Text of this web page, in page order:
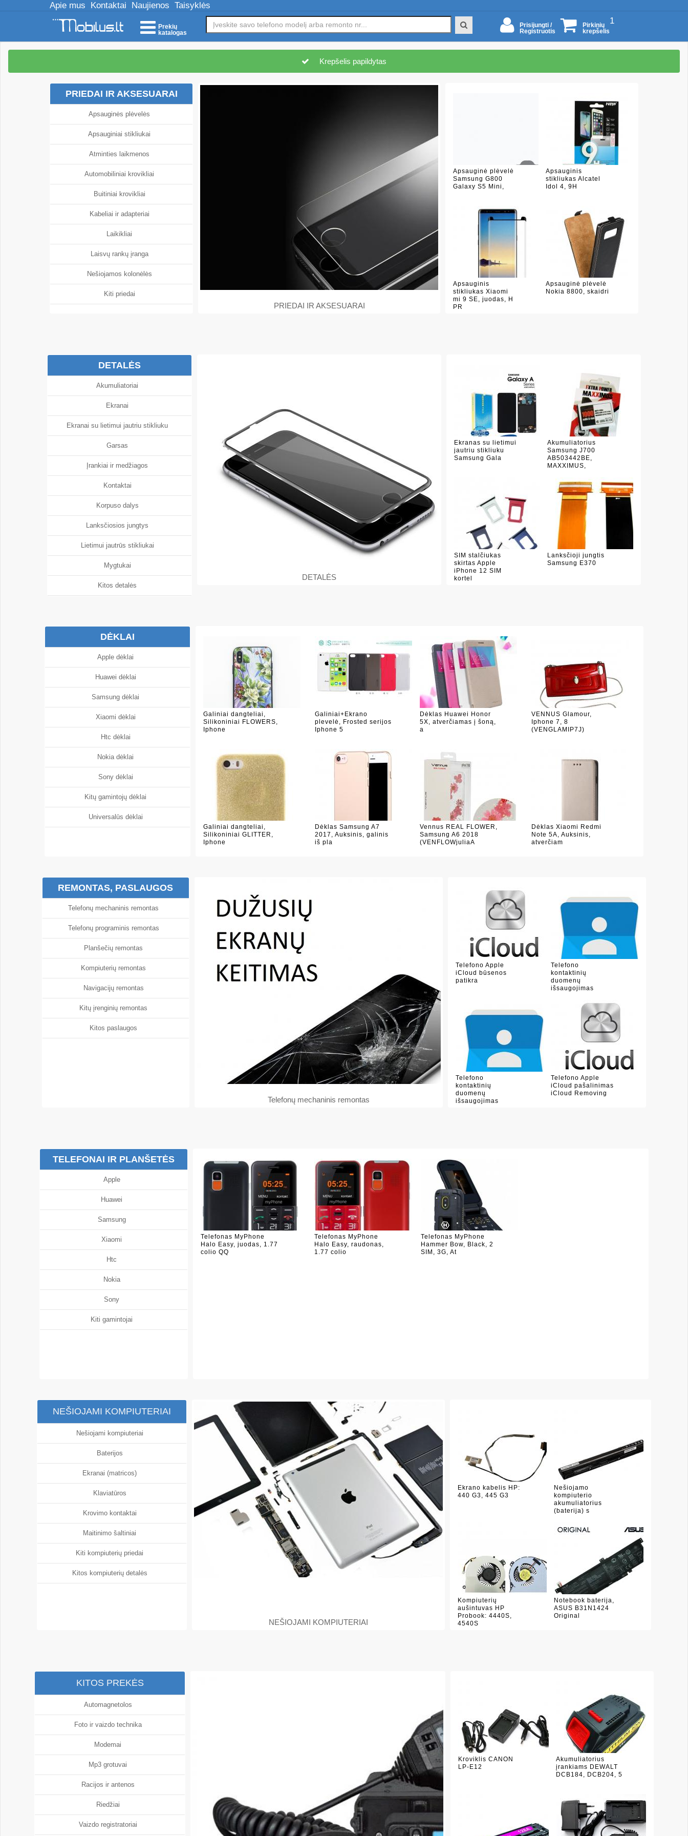
Apie mus Kontaktai Naujienos Taisyklės
Prekių
katalogas
Prisijungti /
Registruotis
1
Pirkinių
krepšelis
Krepšelis papildytas
PRIEDAI IR AKSESUARAI
Apsauginės plėvelės
Apsauginiai stikliukai
Atminties laikmenos
Automobiliniai krovikliai
Buitiniai krovikliai
Kabeliai ir adapteriai
Laikikliai
Laisvų rankų įranga
Nešiojamos kolonėlės
Kiti priedai
PRIEDAI IR AKSESUARAI
Apsauginė plėvelė
Samsung G800
Galaxy S5 Mini,
Apsauginis
stikliukas Alcatel
Idol 4, 9H
Apsauginis
stikliukas Xiaomi
mi 9 SE, juodas, H
PR
Apsauginė plėvelė
Nokia 8800, skaidri
DETALĖS
Akumuliatoriai
Ekranai
Ekranai su lietimui jautriu stikliuku
Garsas
Įrankiai ir medžiagos
Kontaktai
Korpuso dalys
Lanksčiosios jungtys
Lietimui jautrūs stikliukai
Mygtukai
Kitos detalės
DETALĖS
Ekranas su lietimui
jautriu stikliuku
Samsung Gala
Akumuliatorius
Samsung J700
AB503442BE,
MAXXIMUS,
SIM stalčiukas
skirtas Apple
iPhone 12 SIM
kortel
Lanksčioji jungtis
Samsung E370
DĖKLAI
Apple dėklai
Huawei dėklai
Samsung dėklai
Xiaomi dėklai
Htc dėklai
Nokia dėklai
Sony dėklai
Kitų gamintojų dėklai
Universalūs dėklai
Galiniai dangteliai,
Silikoniniai FLOWERS,
Iphone
Galiniai+Ekrano
plevelė, Frosted serijos
Iphone 5
Dėklas Huawei Honor
5X, atverčiamas į šoną,
a
VENNUS Glamour,
Iphone 7, 8
(VENGLAMIP7J)
Galiniai dangteliai,
Silikoniniai GLITTER,
Iphone
Dėklas Samsung A7
2017, Auksinis, galinis
iš pla
Vennus REAL FLOWER,
Samsung A6 2018
(VENFLOWjuliaA
Dėklas Xiaomi Redmi
Note 5A, Auksinis,
atverčiam
REMONTAS, PASLAUGOS
Telefonų mechaninis remontas
Telefonų programinis remontas
Planšečių remontas
Kompiuterių remontas
Navigacijų remontas
Kitų įrenginių remontas
Kitos paslaugos
Telefonų mechaninis remontas
Telefono Apple
iCloud būsenos
patikra
Telefono
kontaktinių
duomenų
išsaugojimas
Telefono
kontaktinių
duomenų
išsaugojimas
Telefono Apple
iCloud pašalinimas
iCloud Removing
TELEFONAI IR PLANŠETĖS
Apple
Huawei
Samsung
Xiaomi
Htc
Nokia
Sony
Kiti gamintojai
Telefonas MyPhone
Halo Easy, juodas, 1.77
colio QQ
Telefonas MyPhone
Halo Easy, raudonas,
1.77 colio
Telefonas MyPhone
Hammer Bow, Black, 2
SIM, 3G, At
NEŠIOJAMI KOMPIUTERIAI
Nešiojami kompiuteriai
Baterijos
Ekranai (matricos)
Klaviatūros
Krovimo kontaktai
Maitinimo šaltiniai
Kiti kompiuterių priedai
Kitos kompiuterių detalės
NEŠIOJAMI KOMPIUTERIAI
Ekrano kabelis HP:
440 G3, 445 G3
Nešiojamo
kompiuterio
akumuliatorius
(baterija) s
Kompiuterių
aušintuvas HP
Probook: 4440S,
4540S
Notebook baterija,
ASUS B31N1424
Original
KITOS PREKĖS
Automagnetolos
Foto ir vaizdo technika
Modemai
Mp3 grotuvai
Racijos ir antenos
Riedžiai
Vaizdo registratoriai
Kroviklis CANON
LP-E12
Akumuliatorius
įrankiams DEWALT
DCB184, DCB204, 5